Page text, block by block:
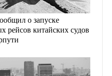
о запуске
рейсов китайских судов